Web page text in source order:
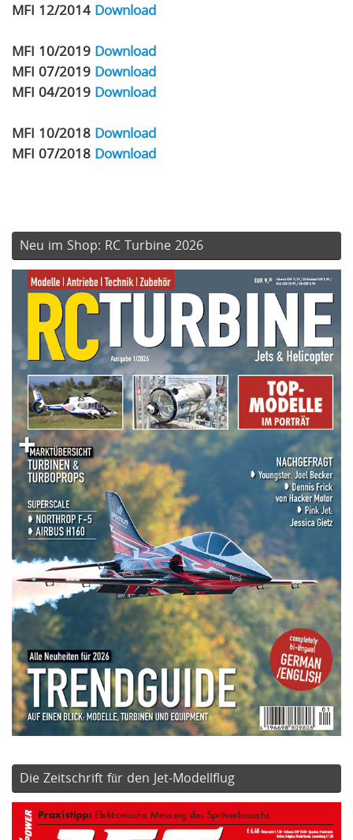
MFI 12/2014 Download
MFI 10/2019 Download
MFI 07/2019 Download
MFI 04/2019 Download
MFI 10/2018 Download
MFI 07/2018 Download
Neu im Shop: RC Turbine 2026
Die Zeitschrift für den Jet-Modellflug